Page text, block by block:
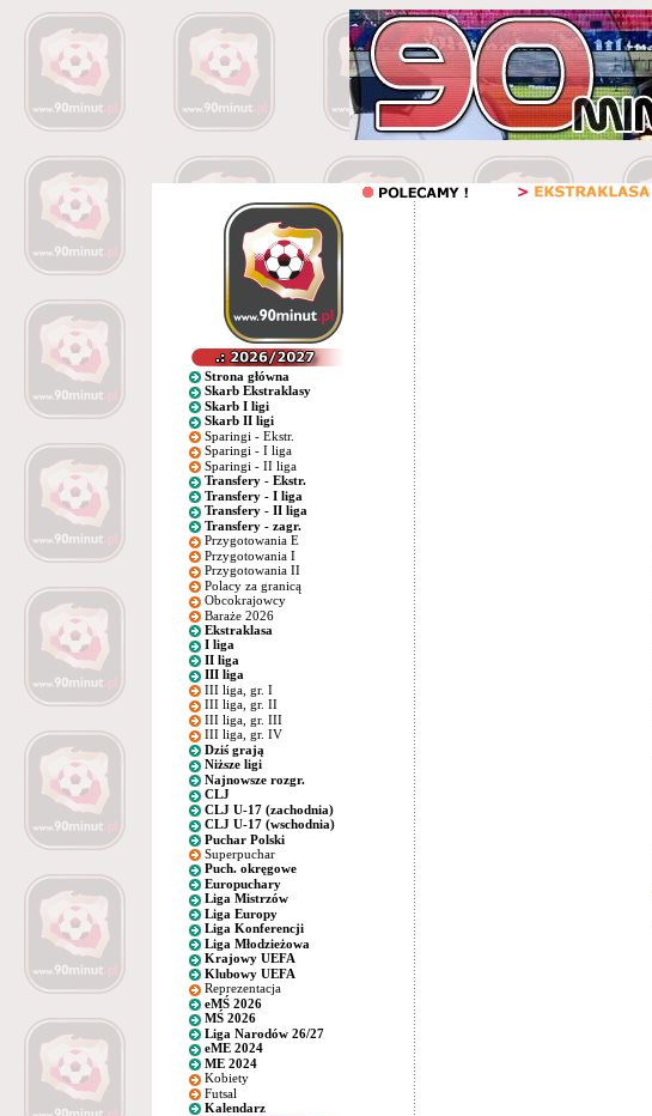
Strona główna
Skarb Ekstraklasy
Skarb I ligi
Skarb II ligi
Sparingi - Ekstr.
Sparingi - I liga
Sparingi - II liga
Transfery - Ekstr.
Transfery - I liga
Transfery - II liga
Transfery - zagr.
Przygotowania E
Przygotowania I
Przygotowania II
Polacy za granicą
Obcokrajowcy
Baraże 2026
Ekstraklasa
I liga
II liga
III liga
III liga, gr. I
III liga, gr. II
III liga, gr. III
III liga, gr. IV
Dziś grają
Niższe ligi
Najnowsze rozgr.
CLJ
CLJ U-17 (zachodnia)
CLJ U-17 (wschodnia)
Puchar Polski
Superpuchar
Puch. okręgowe
Europuchary
Liga Mistrzów
Liga Europy
Liga Konferencji
Liga Młodzieżowa
Krajowy UEFA
Klubowy UEFA
Reprezentacja
eMŚ 2026
MŚ 2026
Liga Narodów 26/27
eME 2024
ME 2024
Kobiety
Futsal
Kalendarz